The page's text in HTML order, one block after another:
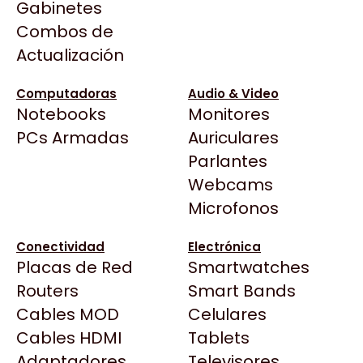
Gabinetes
Combos de
Actualización
Computadoras
Notebooks
PCs Armadas
Audio & Video
Monitores
Auriculares
Parlantes
Webcams
Microfonos
Conectividad
Placas de Red
Routers
Cables MOD
Cables HDMI
Electrónica
Smartwatches
Smart Bands
Celulares
Tablets
Arkham
Asrock
BenQ
CX
Cooler Master
Deepcool
Dell
EVGA
Gamemax
Genesis
Todas las Tiendas
Click Gaming
Compufan Store
Dinobyte
Full H4rd
Gaming City
Filtrar
MAX TECNO
CABLE P/MODEM 1.8M (
TELEFONICO )